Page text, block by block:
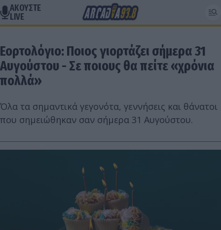
ΑΚΟΥΣΤΕ
LIVE
Εορτολόγιο: Ποιος γιορτάζει σήμερα 31
Αυγούστου - Σε ποιους θα πείτε «χρόνια
πολλά»
Όλα τα σημαντικά γεγονότα, γεννήσεις και θάνατοι
που σημειώθηκαν σαν σήμερα 31 Αυγούστου.